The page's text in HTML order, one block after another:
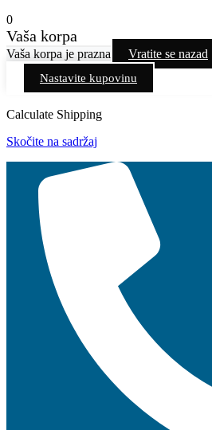
0
Vaša korpa
Vaša korpa je prazna Vratite se nazad
Nastavite kupovinu
Calculate Shipping
Skočite na sadržaj